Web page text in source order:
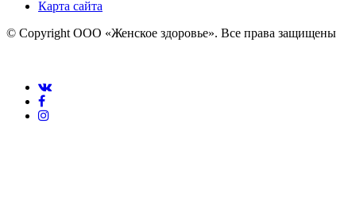
Карта сайта
© Copyright ООО «Женское здоровье». Все права защищены